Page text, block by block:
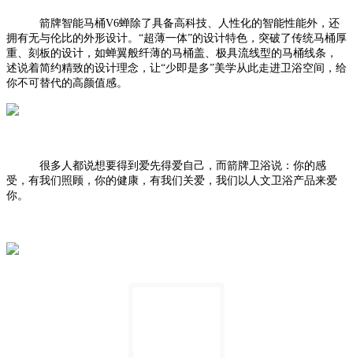
箭牌智能马桶V6蝉除了具备高科技、人性化的智能性能外，还
拥有无与伦比的外形设计。“超薄一体”的设计特色，突破了传统马桶厚
重、刻板的设计，如蝉翼般纤薄的马桶盖、极具流线型的马桶线条，
述说着简约精致的设计理念，让“少即是多”美学从此走进卫浴空间，给
你不可替代的高颜值感。
很多人都说想要得到爱先得爱自己，而箭牌卫浴说：你的感
受，有我们照顾，你的健康，有我们关爱，我们以人文卫浴产品来爱
你。